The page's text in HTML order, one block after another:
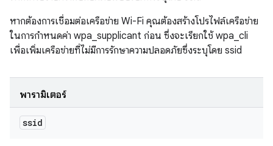
หากต้องการเชื่อมต่อเครือข่าย Wi-Fi คุณต้องสร้างโปรไฟล์เครือข่าย
ในการกำหนดค่า wpa_supplicant ก่อน ซึ่งจะเรียกใช้ wpa_cli
เพื่อเพิ่มเครือข่ายที่ไม่มีการรักษาความปลอดภัยซึ่งระบุโดย ssid
พารามิเตอร์
ssid